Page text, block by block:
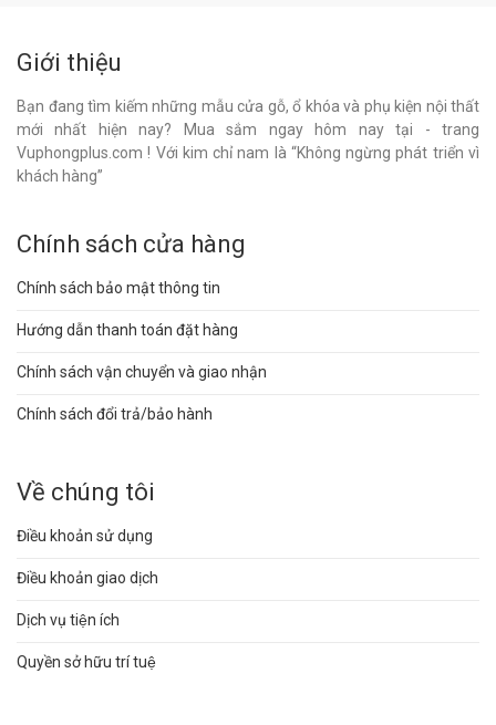
Giới thiệu
Bạn đang tìm kiếm những mẫu cửa gỗ, ổ khóa và phụ kiện nội thất
mới nhất hiện nay? Mua sắm ngay hôm nay tại - trang
Vuphongplus.com ! Với kim chỉ nam là “Không ngừng phát triển vì
khách hàng”
Chính sách cửa hàng
Chính sách bảo mật thông tin
Hướng dẫn thanh toán đặt hàng
Chính sách vận chuyển và giao nhận
Chính sách đổi trả/bảo hành
Về chúng tôi
Điều khoản sử dụng
Điều khoản giao dịch
Dịch vụ tiện ích
Quyền sở hữu trí tuệ